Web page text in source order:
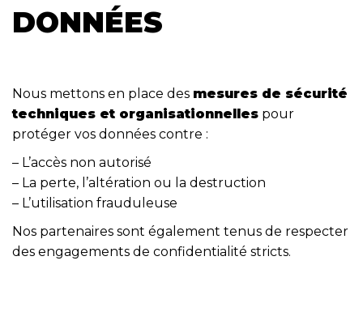
DONNÉES
Nous mettons en place des mesures de sécurité
techniques et organisationnelles pour
protéger vos données contre :
– L’accès non autorisé
– La perte, l’altération ou la destruction
– L’utilisation frauduleuse
Nos partenaires sont également tenus de respecter
des engagements de confidentialité stricts.